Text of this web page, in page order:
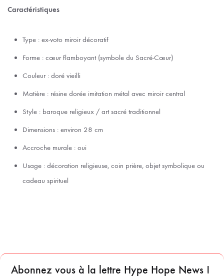
Caractéristiques
Type : ex-voto miroir décoratif
Forme : cœur flamboyant (symbole du Sacré-Cœur)
Couleur : doré vieilli
Matière : résine dorée imitation métal avec miroir central
Style : baroque religieux / art sacré traditionnel
Dimensions : environ 28 cm
Accroche murale : oui
Usage : décoration religieuse, coin prière, objet symbolique ou
cadeau spirituel
Abonnez vous à la lettre Hype Hope News !